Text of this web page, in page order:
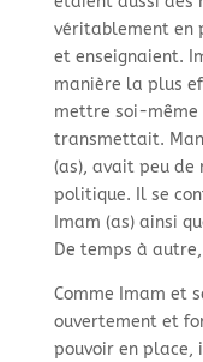
véritablement en
et enseignaient.
manière la plus
mettre soi-même
transmettait.
(as), avait peu
politique. Il se
Imam (as) ainsi
De temps à
Comme Imam et
ouvertement et
pouvoir en place,